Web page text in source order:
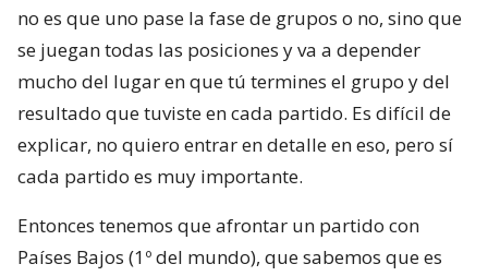
no es que uno pase la fase de grupos o no, sino que
se juegan todas las posiciones y va a depender
mucho del lugar en que tú termines el grupo y del
resultado que tuviste en cada partido. Es difícil de
explicar, no quiero entrar en detalle en eso, pero sí
cada partido es muy importante.
Entonces tenemos que afrontar un partido con
Países Bajos (1º del mundo), que sabemos que es